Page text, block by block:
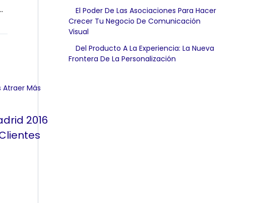
apoyo a la comunidad y programas educativos
2016
El Poder De Las Asociaciones Para Hacer
Crecer Tu Negocio De Comunicación
Visual
Del Producto A La Experiencia: La Nueva
Frontera De La Personalización